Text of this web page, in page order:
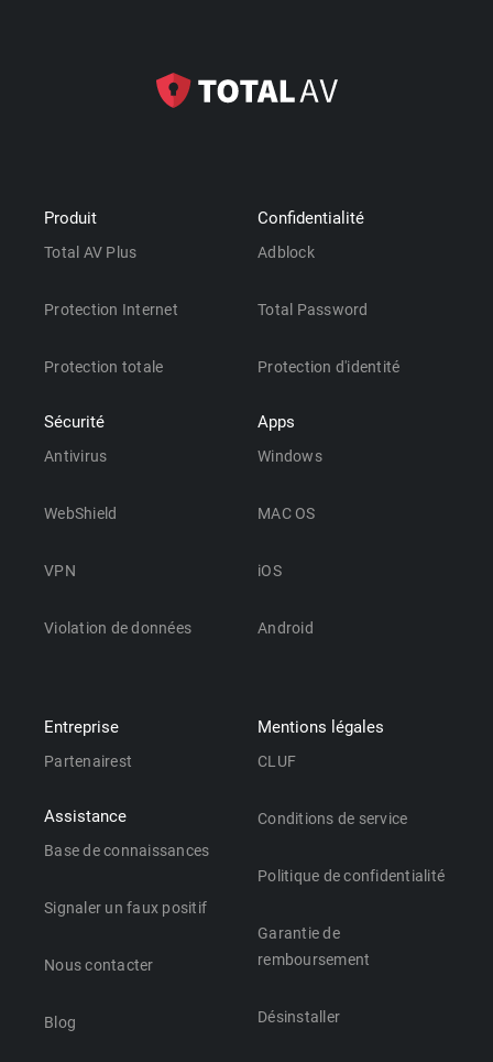
Produit
Total AV Plus
Protection Internet
Protection totale
Sécurité
Antivirus
WebShield
VPN
Violation de données
Confidentialité
Adblock
Total Password
Protection d'identité
Apps
Windows
MAC OS
iOS
Android
Entreprise
Partenairest
Assistance
Base de connaissances
Signaler un faux positif
Nous contacter
Blog
Mentions légales
CLUF
Conditions de service
Politique de confidentialité
Garantie de
remboursement
Désinstaller